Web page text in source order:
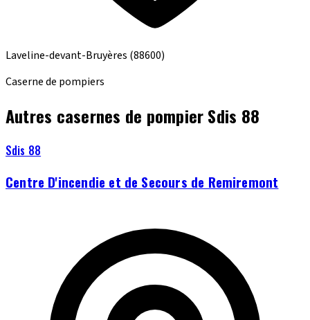
Laveline-devant-Bruyères (88600)
Caserne de pompiers
Autres casernes de pompier Sdis 88
Sdis 88
Centre D'incendie et de Secours de Remiremont